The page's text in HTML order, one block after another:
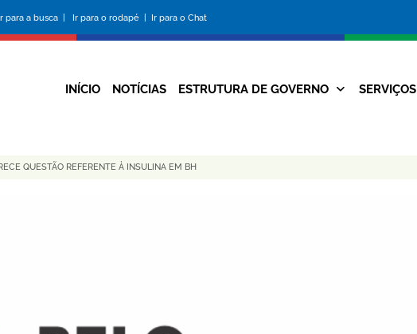
para a busca | Ir para o rodapé | Ir para o Chat
da
Prefeitura
Navegação
INÍCIO NOTÍCIAS ESTRUTURA DE GOVERNO SERVIÇOS
QUESTÃO REFERENTE À INSULINA EM BH